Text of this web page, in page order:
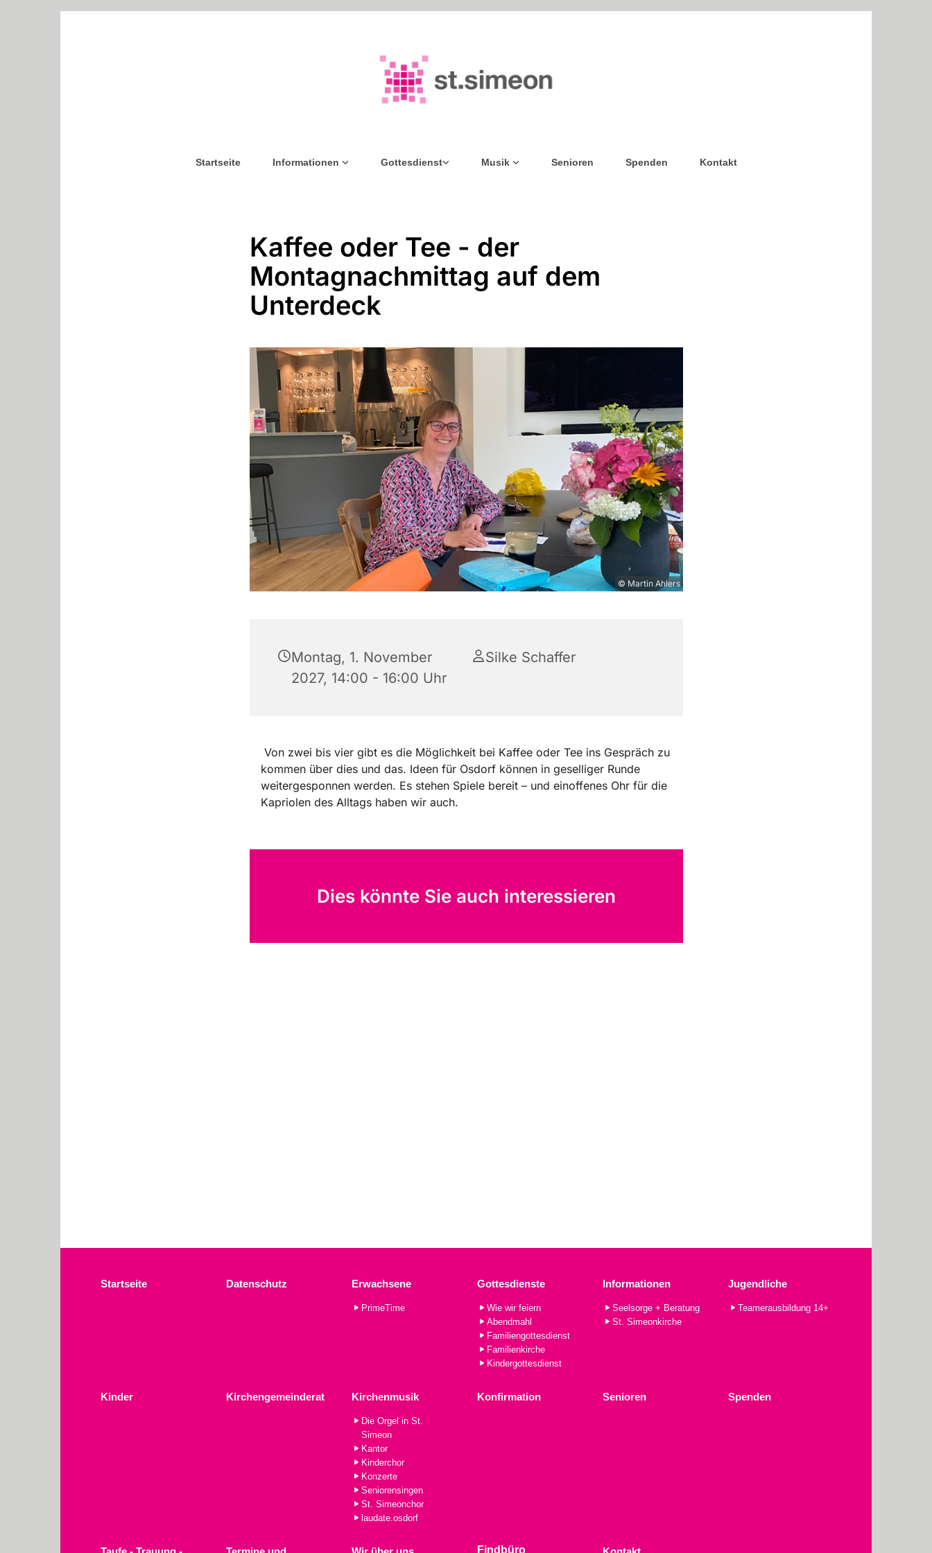
Startseite Informationen Gottesdienst Musik Senioren Spenden Kontakt
Kaffee oder Tee - der
Montagnachmittag auf dem
Unterdeck
© Martin Ahlers
Montag, 1. November
2027, 14:00 - 16:00 Uhr
Silke Schaffer
Von zwei bis vier gibt es die Möglichkeit bei Kaffee oder Tee ins Gespräch zu
kommen über dies und das. Ideen für Osdorf können in geselliger Runde
weitergesponnen werden. Es stehen Spiele bereit – und einoffenes Ohr für die
Kapriolen des Alltags haben wir auch.
Dies könnte Sie auch interessieren
Startseite Datenschutz Erwachsene
PrimeTime
Gottesdienste
Wie wir feiern
Abendmahl
Familiengottesdienst
Familienkirche
Kindergottesdienst
Informationen
Seelsorge + Beratung
St. Simeonkirche
Jugendliche
Teamerausbildung 14+
Kinder Kirchengemeinderat Kirchenmusik
Die Orgel in St.
Simeon
Kantor
Kinderchor
Konzerte
Seniorensingen
St. Simeonchor
laudate.osdorf
Konfirmation Senioren Spenden
Findbüro